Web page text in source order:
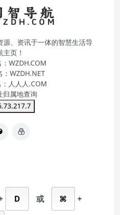
源、资讯于一体的智慧生活导
主页！
WZDH.COM
WZDH.NET
人人人.COM
归属地查询
D 或 ⌘ +